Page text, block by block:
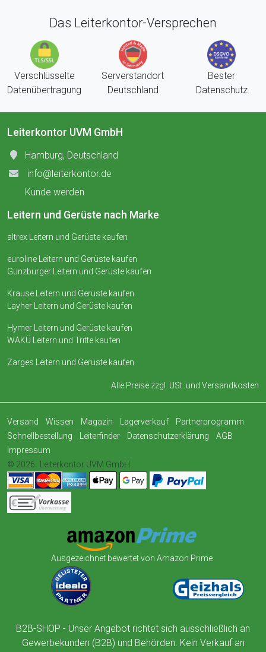
Das Leiterkontor-Versprechen
Verschlüsselte
Datenübertragung
Serverstandort
Deutschland
Bester
Datenschutz
Leiterkontor UVM GmbH
Hamburg, Deutschland
info@leiterkontor.de
Kunde werden
Leitern und Gerüste nach Marke
altrex Leitern und Gerüste kaufen
euroline Leitern und Gerüste kaufen
Günzburger Leitern und Gerüste kaufen
Krause Leitern und Gerüste kaufen
Layher Leitern und Gerüste kaufen
Hymer Leitern und Gerüste kaufen
WAKÜ Leitern und Tritte kaufen
Zarges Leitern und Gerüste kaufen
Alle Preise zzgl. USt. und Versandkosten
Versand Wissen Magazin Lagerverkauf
Partnerprogramm
Schnellbestellung
Leiterfinder Datenschutzerklärung
AGB
Impressum
© 2026
Leiterkontor UVM GmbH
Ausgezeichnet bewertet von Amazon Prime